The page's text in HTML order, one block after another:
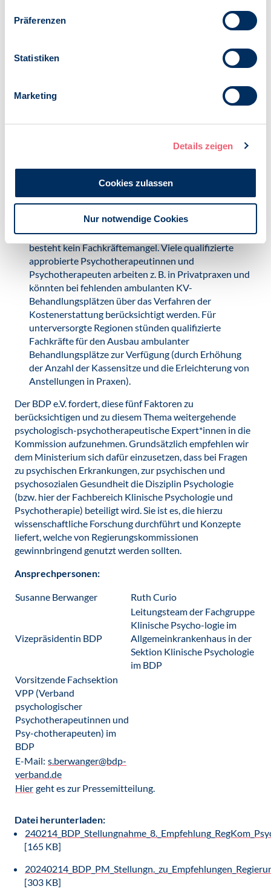
Präferenzen
Statistiken
Marketing
Details zeigen
Cookies zulassen
Nur notwendige Cookies
gesellschaftlicher Relevanz zu, das
Inanspruchnahmeverhalten Erkrankter ändert sich
und richtet sich nicht auf Medikation, sondern auf eine
effektive, leitlinienorientierte psychotherapeutische
Bedarfsplanung steht allerdings noch aus und gerade
Kliniken verzeichnen einen Fachkräftemangel.
Weiterbildung zur Fachpsychotherapeutin/zum
Fachpsychotherapeuten wird ggf. eine
Nachwuchslücke entstehen. Dieses Problem ist nicht
einfach durch den Aufbau von „neuen“ Psychiatrischen
Ambulanzen zu lösen, deren Fachkräfte sich aus dem
bestehende Ressourcen genutzt werden und für
anstehende Fragen politische Lösungen gebahnt
werden. Im Bereich psychologischer Psychotherapie
besteht kein Fachkräftemangel. Viele qualifizierte
approbierte Psychotherapeutinnen und
Psychotherapeuten arbeiten z. B. in Privatpraxen und
könnten bei fehlenden ambulanten KV-
Behandlungsplätzen über das Verfahren der
Kostenerstattung berücksichtigt werden. Für
unterversorgte Regionen stünden qualifizierte
Fachkräfte für den Ausbau ambulanter
Behandlungsplätze zur Verfügung (durch Erhöhung
der Anzahl der Kassensitze und die Erleichterung von
Anstellungen in Praxen).
Der BDP e.V. fordert, diese fünf Faktoren zu
berücksichtigen und zu diesem Thema weitergehende
psychologisch-psychotherapeutische Expert*innen in die
Kommission aufzunehmen. Grundsätzlich empfehlen wir
dem Ministerium sich dafür einzusetzen, dass bei Fragen
zu psychischen Erkrankungen, zur psychischen und
psychosozialen Gesundheit die Disziplin Psychologie
(bzw. hier der Fachbereich Klinische Psychologie und
Psychotherapie) beteiligt wird. Sie ist es, die hierzu
wissenschaftliche Forschung durchführt und Konzepte
liefert, welche von Regierungskommissionen
gewinnbringend genutzt werden sollten.
Ansprechpersonen:
Susanne Berwanger Ruth Curio
Vizepräsidentin BDP
Leitungsteam der Fachgruppe
Klinische Psycho-logie im
Allgemeinkrankenhaus in der
Sektion Klinische Psychologie
im BDP
Vorsitzende Fachsektion
VPP (Verband
psychologischer
Psychotherapeutinnen und
Psy-chotherapeuten) im
BDP
E-Mail: s.berwanger@bdp-
verband.de
Hier geht es zur Pressemitteilung.
Datei herunterladen:
[165 KB]
[303 KB]